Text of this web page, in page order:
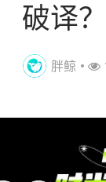
破译？
胖鲸